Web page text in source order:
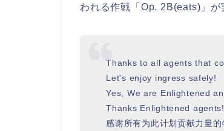
われる作戦「Op. 2B(eats)」が
Thanks to all agents that
Let's enjoy ingress safely!
Yes, We are Enlightened
Thanks Enlightened agents!
感谢所有为此计划贡献力量的